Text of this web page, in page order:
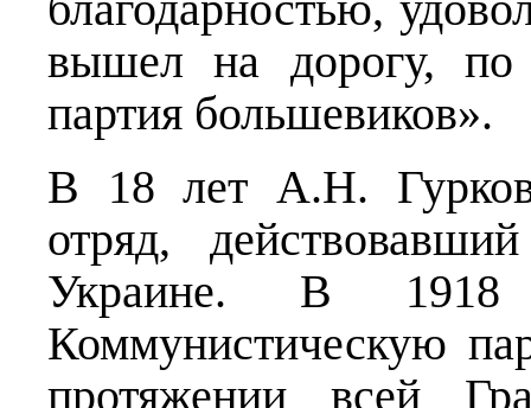
вышел на дорогу,
партия большевиков».
В 18 лет А.Н.
отряд,
Украине. В
Коммунистическую
протяжении всей